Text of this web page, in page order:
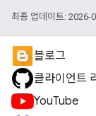
최종 업데이트: 2026-
블로그
클라이언트
YouTube